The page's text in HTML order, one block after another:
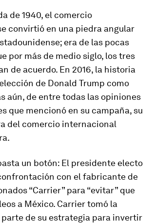
de 1940, el comercio
convirtió en una piedra angular
era de las pocas
por más de medio siglo, los tres
de acuerdo. En 2016, la historia
de Donald Trump como
aún, de entre todas las opiniones
que mencionó en su campaña, su
del comercio internacional
un botón: El presidente electo
con el fabricante de
“Carrier” para “evitar” que
a México. Carrier tomó la
de su estrategia para invertir